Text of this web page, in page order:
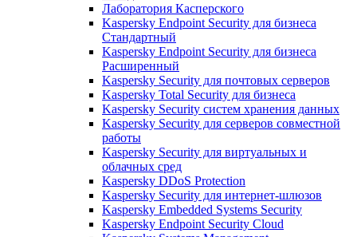
Лаборатория Касперского
Kaspersky Endpoint Security для бизнеса
Стандартный
Kaspersky Endpoint Security для бизнеса
Расширенный
Kaspersky Security для почтовых серверов
Kaspersky Total Security для бизнеса
Kaspersky Security систем хранения данных
Kaspersky Security для серверов совместной
работы
Kaspersky Security для виртуальных и
облачных сред
Kaspersky DDoS Protection
Kaspersky Security для интернет-шлюзов
Kaspersky Embedded Systems Security
Kaspersky Endpoint Security Cloud